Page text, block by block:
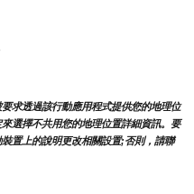
求透過該行動應用程式提供您的地理位
選擇不共用您的地理位置詳細資訊。要
置上的說明更改相關設置;否則，請聯